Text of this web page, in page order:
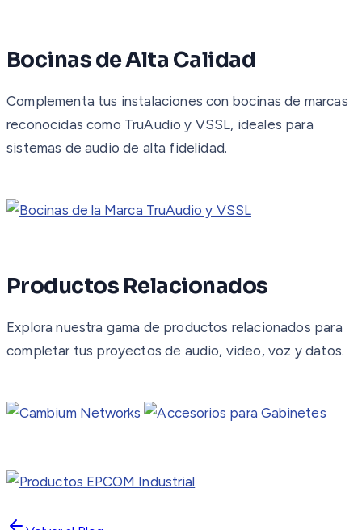
Bocinas de Alta Calidad
Complementa tus instalaciones con bocinas de marcas
reconocidas como TruAudio y VSSL, ideales para
sistemas de audio de alta fidelidad.
Productos Relacionados
Explora nuestra gama de productos relacionados para
completar tus proyectos de audio, video, voz y datos.